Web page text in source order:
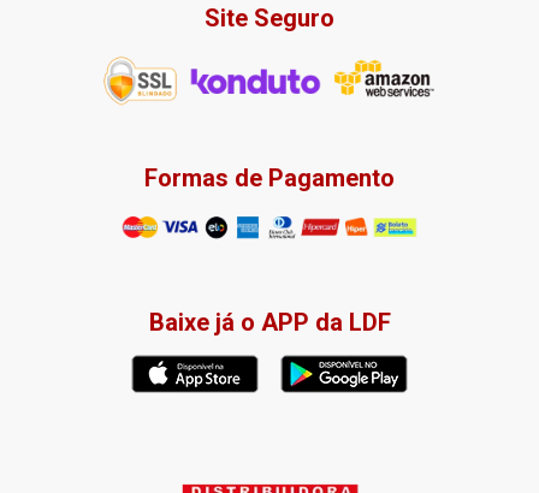
Site Seguro
Formas de Pagamento
Baixe já o APP da LDF